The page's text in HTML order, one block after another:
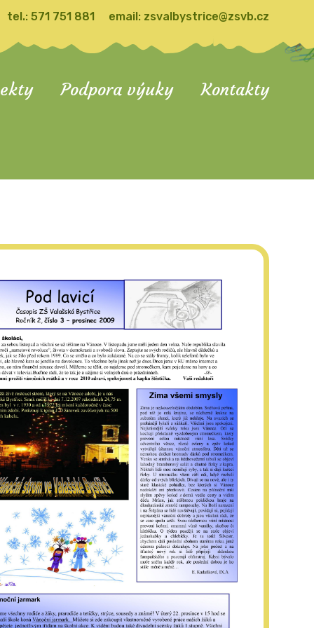
tel.: 571 751 881 email: zsvalbystrice@zsvb.cz
Podpora výuky Kontakty